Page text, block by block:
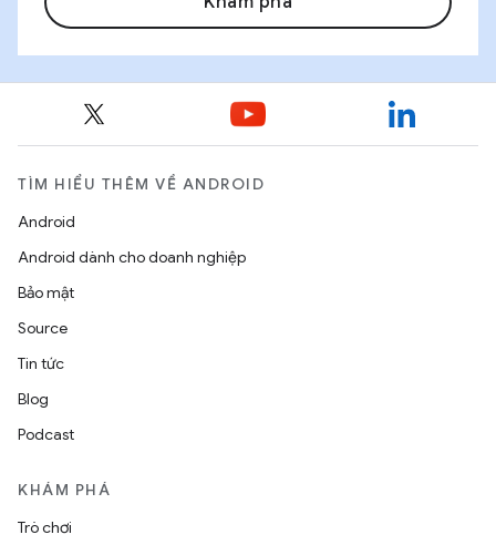
TÌM HIỂU THÊM VỀ ANDROID
Android
Android dành cho doanh nghiệp
Bảo mật
Source
Tin tức
Blog
Podcast
KHÁM PHÁ
Trò chơi